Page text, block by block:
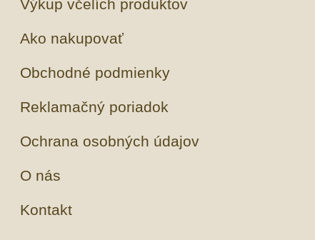
Výkup včelích produktov
Ako nakupovať
Obchodné podmienky
Reklamačný poriadok
Ochrana osobných údajov
O nás
Kontakt